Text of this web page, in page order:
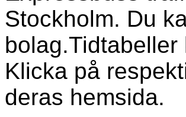
Stockholm. Du
Klicka på
deras hemsida.